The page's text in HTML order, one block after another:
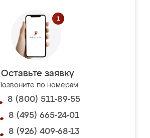
Оставьте заявку
Позвоните по номерам
8 (800) 511-89-55
8 (495) 665-24-01
8 (926) 409-68-13